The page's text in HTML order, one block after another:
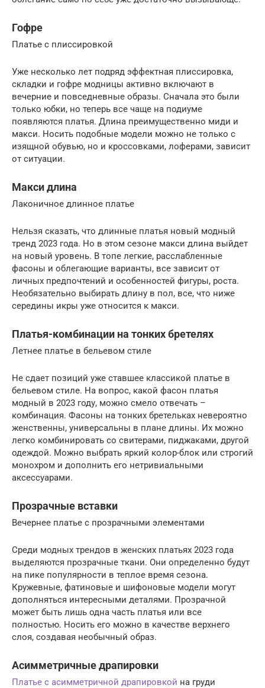
Гофре
Платье с плиссировкой
Уже несколько лет подряд эффектная плиссировка,
складки и гофре модницы активно включают в
вечерние и повседневные образы. Сначала это были
только юбки, но теперь все чаще на подиуме
появляются платья. Длина преимущественно миди и
макси. Носить подобные модели можно не только с
изящной обувью, но и кроссовками, лоферами, зависит
от ситуации.
Макси длина
Лаконичное длинное платье
Нельзя сказать, что длинные платья новый модный
тренд 2023 года. Но в этом сезоне макси длина выйдет
на новый уровень. В топе легкие, расслабленные
фасоны и облегающие варианты, все зависит от
личных предпочтений и особенностей фигуры, роста.
Необязательно выбирать длину в пол, все, что ниже
середины икры уже относится к макси.
Платья-комбинации на тонких бретелях
Летнее платье в бельевом стиле
Не сдает позиций уже ставшее классикой платье в
бельевом стиле. На вопрос, какой фасон платья
модный в 2023 году, можно смело отвечать –
комбинация. Фасоны на тонких бретельках невероятно
женственны, универсальны в плане длины. Их можно
легко комбинировать со свитерами, пиджаками, другой
одеждой. Можно выбрать яркий колор-блок или строгий
монохром и дополнить его нетривиальными
аксессуарами.
Прозрачные вставки
Вечернее платье с прозрачными элементами
Среди модных трендов в женских платьях 2023 года
выделяются прозрачные ткани. Они определенно будут
на пике популярности в теплое время сезона.
Кружевные, фатиновые и шифоновые модели могут
дополняться интересными деталями. Прозрачной
может быть лишь одна часть платья или все
полностью. Носить его можно в качестве верхнего
слоя, создавая необычный образ.
Асимметричные драпировки
Платье с асимметричной драпировкой на груди